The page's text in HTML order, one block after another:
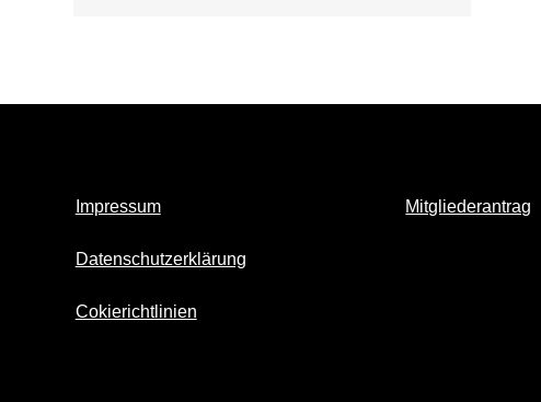
Impressum
Datenschutzerklärung
Cokierichtlinien
Mitgliederantrag